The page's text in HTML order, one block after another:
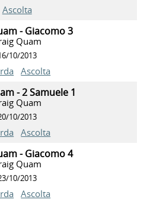
Ascolta
- Giacomo 3
Quam
10/2013
Ascolta
- 2 Samuele 1
Quam
10/2013
Ascolta
- Giacomo 4
Quam
10/2013
Ascolta